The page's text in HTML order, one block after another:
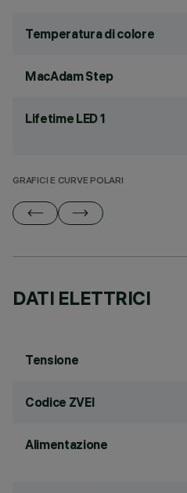
Temperatura di colore
MacAdam Step
Lifetime LED 1
GRAFICI E CURVE POLARI
DATI ELETTRICI
Tensione
Codice ZVEI
Alimentazione